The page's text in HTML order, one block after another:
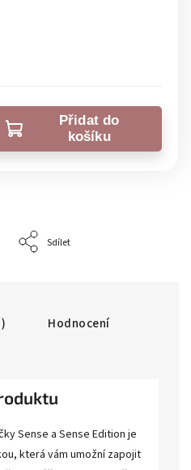
Přidat do
košíku
Sdílet
Hodnocení
Sense a Sense Edition je
která vám umožní zapojit